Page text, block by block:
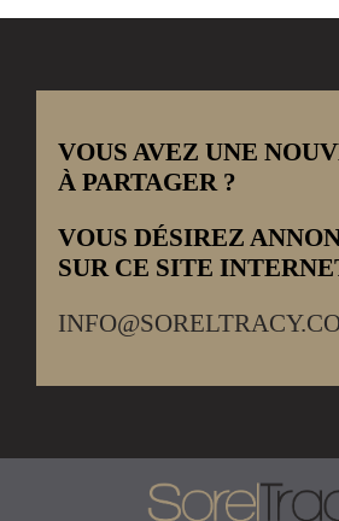
VOUS AVEZ UNE
À PARTAGER ?
VOUS DÉSIREZ
SUR CE SITE